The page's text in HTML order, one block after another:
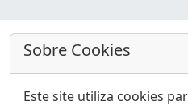
Sobre Cookies
Este site utiliza cookies